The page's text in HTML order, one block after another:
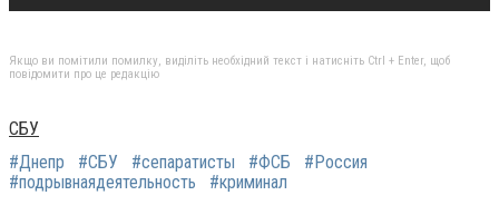
Якщо ви помітили помилку, виділіть необхідний текст і натисніть Ctrl + Enter, щоб
повідомити про це редакцію
СБУ
#Днепр
#СБУ #сепаратисты #ФСБ
#Россия
#подрывнаядеятельность
#криминал